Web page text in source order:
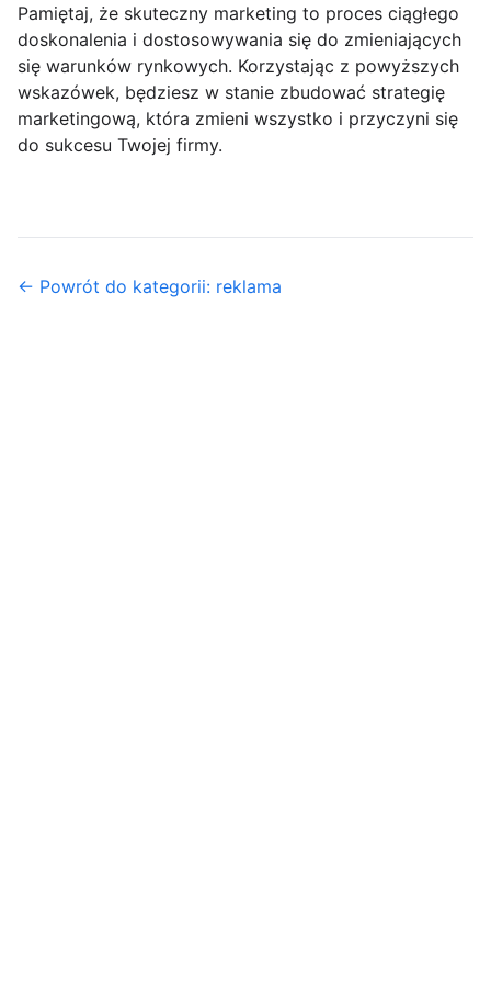
Pamiętaj, że skuteczny marketing to proces ciągłego
doskonalenia i dostosowywania się do zmieniających
się warunków rynkowych. Korzystając z powyższych
wskazówek, będziesz w stanie zbudować strategię
marketingową, która zmieni wszystko i przyczyni się
do sukcesu Twojej firmy.
← Powrót do kategorii: reklama